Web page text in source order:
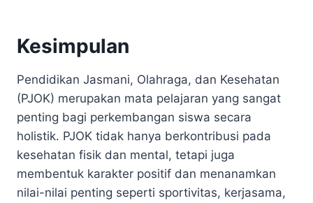
Kesimpulan
Pendidikan Jasmani, Olahraga, dan Kesehatan
(PJOK) merupakan mata pelajaran yang sangat
penting bagi perkembangan siswa secara
holistik. PJOK tidak hanya berkontribusi pada
kesehatan fisik dan mental, tetapi juga
membentuk karakter positif dan menanamkan
nilai-nilai penting seperti sportivitas, kerjasama,